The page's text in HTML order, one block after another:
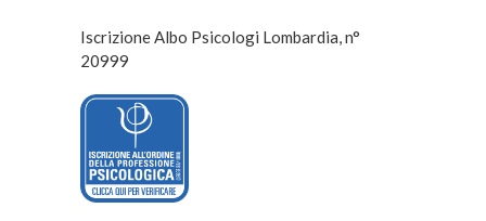
Iscrizione Albo Psicologi Lombardia, n°
20999